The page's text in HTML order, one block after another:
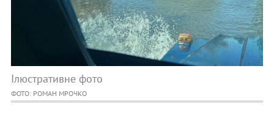
Ілюстративне фото
ФОТО: РОМАН МРОЧКО